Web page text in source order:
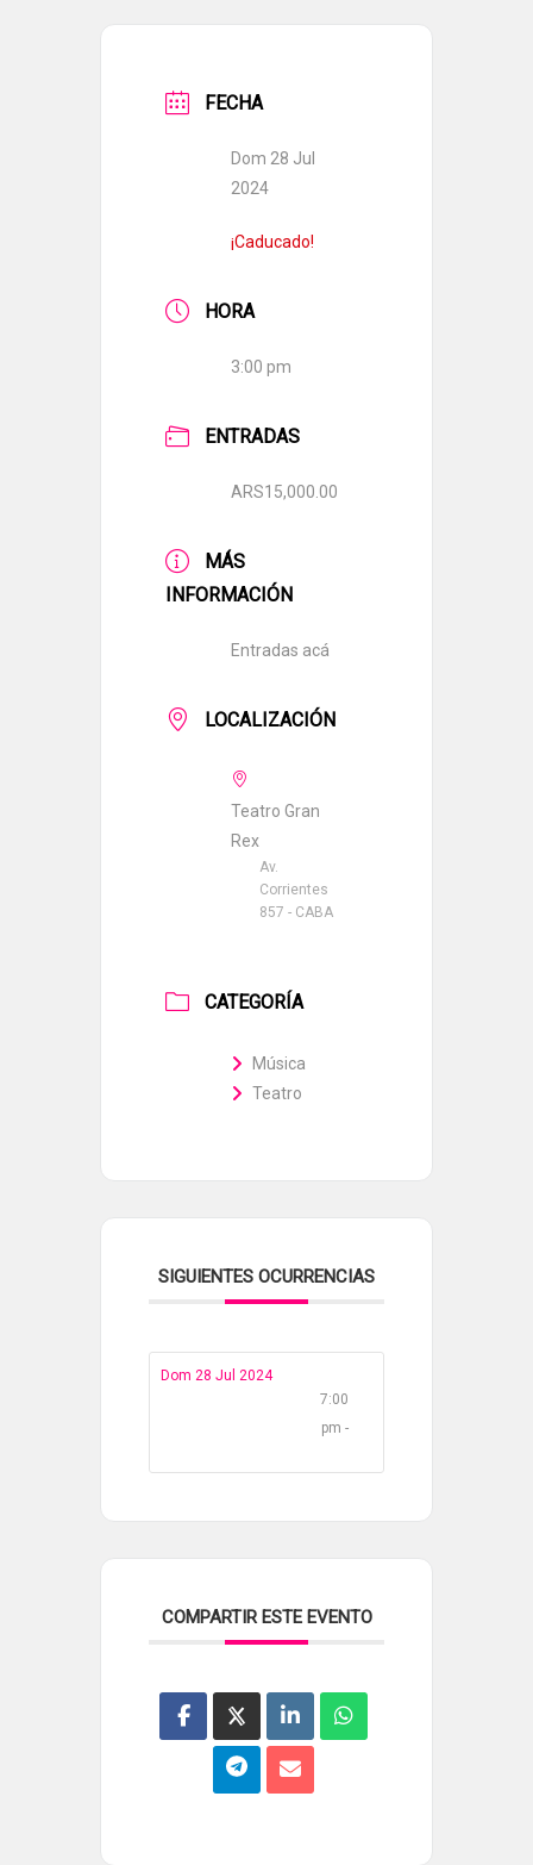
FECHA
Dom 28 Jul
2024
¡Caducado!
HORA
3:00 pm
ENTRADAS
ARS15,000.00
MÁS
INFORMACIÓN
Entradas acá
LOCALIZACIÓN
Teatro Gran
Rex
Av.
Corrientes
857 - CABA
CATEGORÍA
Música
Teatro
SIGUIENTES OCURRENCIAS
Dom 28 Jul 2024
7:00
pm -
COMPARTIR ESTE EVENTO